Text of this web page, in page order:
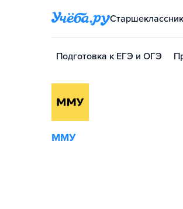
Подготовка к ЕГЭ и ОГЭ
ММУ